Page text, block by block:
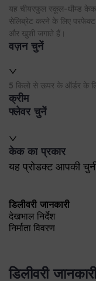
5 किलो से ऊपर के ऑर्डर के
क्रीम
फ्लेवर चुनें
केक का प्रकार
यह प्रोडक्ट आपकी
देखभाल निर्देश
निर्माता विवरण
डिलीवरी जानकारी
प्रत्येक शेफ की बेकिंग और
को ठंडी सूखी जगह पर रखें